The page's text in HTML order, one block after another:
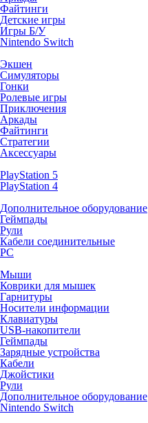
Файтинги
Детские игры
Игры Б/У
Nintendo Switch
Экшен
Симуляторы
Гонки
Ролевые игры
Приключения
Аркады
Файтинги
Стратегии
Аксессуары
PlayStation 5
PlayStation 4
Дополнительное оборудование
Геймпады
Рули
Кабели соединительные
PC
Мыши
Коврики для мышек
Гарнитуры
Носители информации
Клавиатуры
USB-накопители
Геймпады
Зарядные устройства
Кабели
Джойстики
Рули
Дополнительное оборудование
Nintendo Switch